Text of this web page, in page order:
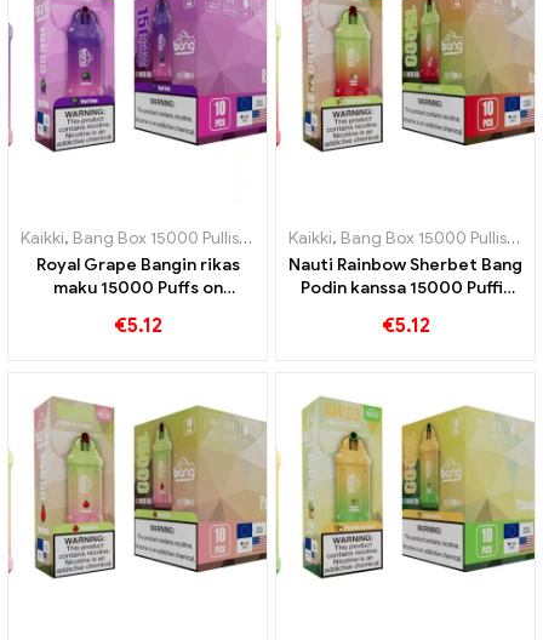
Kaikki, Bang Box 15000 Pullistaa
Kertakäyttöiset e-savukkeet Ruotsi
Royal Grape Bangin rikas
maku 15000 Puffs on
kuninkaallisille hedelmille
€5.12
Kaikki, Bang Box 15000 Pullistaa
Nauti Rainbow Sherbet Bang
Podin kanssa 15000 Puffit
aromeja
€5.12